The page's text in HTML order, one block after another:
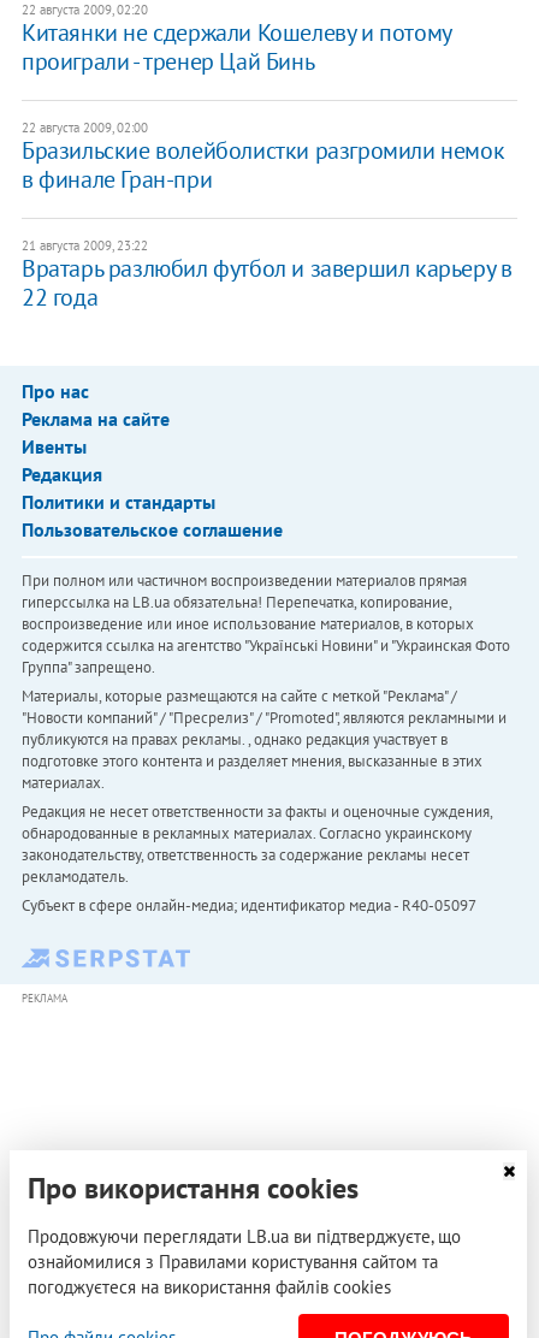
22 августа 2009, 02:20
Китаянки не сдержали Кошелеву и потому
проиграли - тренер Цай Бинь
22 августа 2009, 02:00
Бразильские волейболистки разгромили немок
в финале Гран-при
21 августа 2009, 23:22
Вратарь разлюбил футбол и завершил карьеру в
22 года
Про нас
Реклама на сайте
Ивенты
Редакция
Политики и стандарты
Пользовательское соглашение
При полном или частичном воспроизведении материалов прямая
гиперссылка на LB.ua обязательна! Перепечатка, копирование,
воспроизведение или иное использование материалов, в которых
содержится ссылка на агентство "Українськi Новини" и "Украинская Фото
Группа" запрещено.
Материалы, которые размещаются на сайте с меткой "Реклама" /
"Новости компаний" / "Пресрелиз" / "Promoted", являются рекламными и
публикуются на правах рекламы. , однако редакция участвует в
подготовке этого контента и разделяет мнения, высказанные в этих
материалах.
Редакция не несет ответственности за факты и оценочные суждения,
обнародованные в рекламных материалах. Согласно украинскому
законодательству, ответственность за содержание рекламы несет
рекламодатель.
Субъект в сфере онлайн-медиа; идентификатор медиа - R40-05097
РЕКЛАМА
Про використання cookies
Продовжуючи переглядати LB.ua ви підтверджуєте, що
ознайомилися з Правилами користування сайтом та
погоджуєтеся на використання файлів cookies